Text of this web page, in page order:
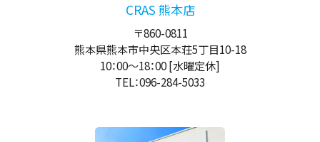
CRAS 熊本店
〒860-0811
熊本県熊本市中央区本荘5丁目10-18
10：00～18：00[水曜定休]
TEL：096-284-5033